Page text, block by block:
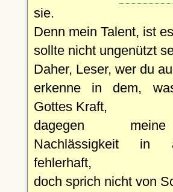
sie.
Denn mein Talent, ist
sollte nicht ungenützt
Daher, Leser, wer du
erkenne in dem,
Gottes Kraft,
dagegen
Nachlässigkeit in
fehlerhaft,
doch sprich nicht von